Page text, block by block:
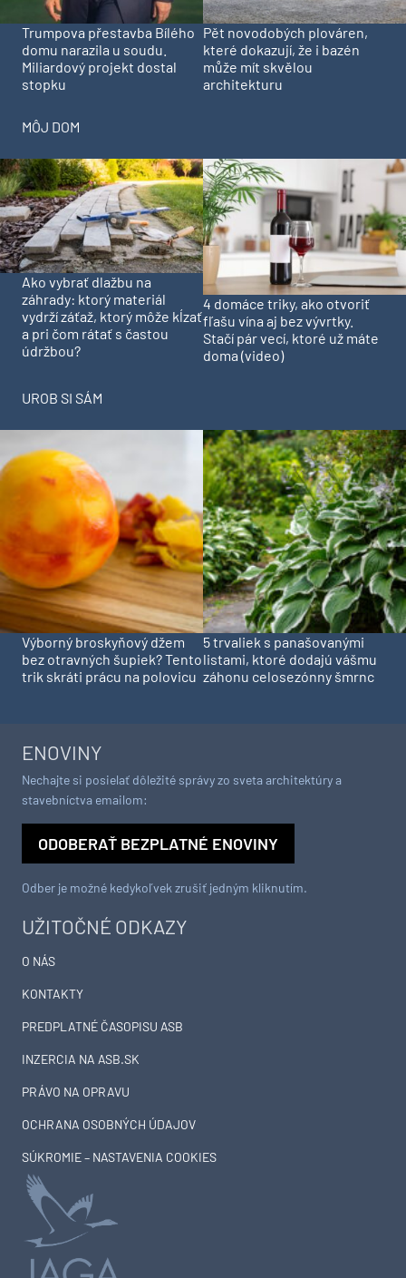
Trumpova přestavba Bílého
domu narazila u soudu.
Miliardový projekt dostal
stopku
Pět novodobých plováren,
které dokazují, že i bazén
může mít skvělou
architekturu
MÔJ DOM
Ako vybrať dlažbu na
záhrady: ktorý materiál
vydrží záťaž, ktorý môže kĺzať
a pri čom rátať s častou
údržbou?
4 domáce triky, ako otvoriť
fľašu vína aj bez vývrtky.
Stačí pár vecí, ktoré už máte
doma (video)
UROB SI SÁM
Výborný broskyňový džem
bez otravných šupiek? Tento
trik skráti prácu na polovicu
5 trvaliek s panašovanými
listami, ktoré dodajú vášmu
záhonu celosezónny šmrnc
UŽITOČNÉ ODKAZY
O NÁS
KONTAKTY
PREDPLATNÉ ČASOPISU ASB
INZERCIA NA ASB.SK
PRÁVO NA OPRAVU
OCHRANA OSOBNÝCH ÚDAJOV
SÚKROMIE – NASTAVENIA COOKIES
ENOVINY
Nechajte si posielať dôležité správy zo sveta architektúry a
stavebníctva emailom:
ODOBERAŤ BEZPLATNÉ ENOVINY
Odber je možné kedykoľvek zrušiť jedným kliknutím.